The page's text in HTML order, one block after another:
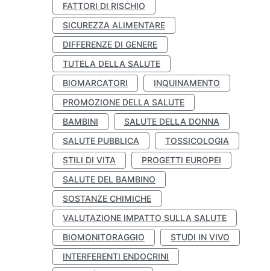
FATTORI DI RISCHIO
SICUREZZA ALIMENTARE
DIFFERENZE DI GENERE
TUTELA DELLA SALUTE
BIOMARCATORI
INQUINAMENTO
PROMOZIONE DELLA SALUTE
BAMBINI
SALUTE DELLA DONNA
SALUTE PUBBLICA
TOSSICOLOGIA
STILI DI VITA
PROGETTI EUROPEI
SALUTE DEL BAMBINO
SOSTANZE CHIMICHE
VALUTAZIONE IMPATTO SULLA SALUTE
BIOMONITORAGGIO
STUDI IN VIVO
INTERFERENTI ENDOCRINI